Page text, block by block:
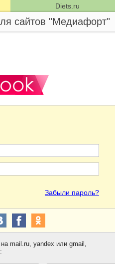
Diets.ru
сайтов "Медиафорт"
Забыли пароль?
mail.ru, yandex или gmail,
: